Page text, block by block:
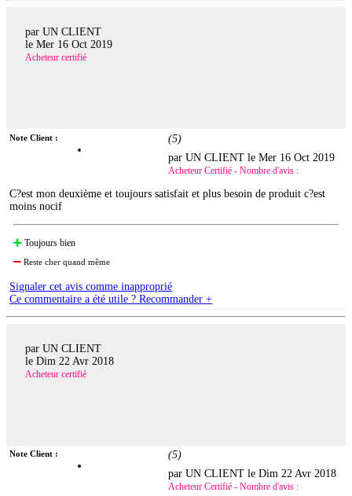
par UN CLIENT
le Mer 16 Oct 2019
Acheteur certifié
Note Client : (5)
par UN CLIENT leMer 16 Oct 2019
Acheteur Certifié - Nombre d'avis :
C?est mon deuxième et toujours satisfait et plus besoin de produit c?est
moins nocif
Toujours bien
Reste cher quand même
Signaler cet avis comme inapproprié
Ce commentaire a été utile ? Recommander +
par UN CLIENT
le Dim 22 Avr 2018
Acheteur certifié
Note Client : (5)
par UN CLIENT leDim 22 Avr 2018
Acheteur Certifié - Nombre d'avis :